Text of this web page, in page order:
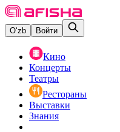
O‘zb Войти
Кино
Концерты
Театры
Рестораны
Выставки
Знания